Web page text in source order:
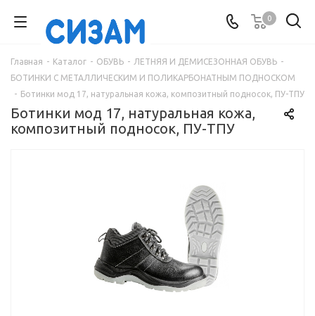
0
Главная - Каталог - ОБУВЬ - ЛЕТНЯЯ И ДЕМИСЕЗОННАЯ ОБУВЬ -
БОТИНКИ С МЕТАЛЛИЧЕСКИМ И ПОЛИКАРБОНАТНЫМ ПОДНОСКОМ
- Ботинки мод 17, натуральная кожа, композитный подносок, ПУ-ТПУ
Ботинки мод 17, натуральная кожа,
композитный подносок, ПУ-ТПУ